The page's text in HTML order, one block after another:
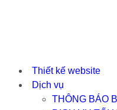
Thiết kế website
Dịch vụ
THÔNG BÁO